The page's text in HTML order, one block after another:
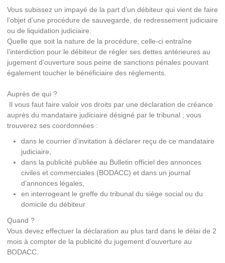
Vous subissez un impayé de la part d’un débiteur qui vient de faire
l’objet d’une procédure de sauvegarde, de redressement judiciaire
ou de liquidation judiciaire.
Quelle que soit la nature de la procédure, celle-ci entraîne
l’interdiction pour le débiteur de régler ses dettes antérieures au
jugement d’ouverture sous peine de sanctions pénales pouvant
également toucher le bénéficiaire des règlements.
Auprès de qui ?
Il vous faut faire valoir vos droits par une déclaration de créance
auprès du mandataire judiciaire désigné par le tribunal ; vous
trouverez ses coordonnées :
dans le courrier d’invitation à déclarer reçu de ce mandataire
judiciaire,
dans la publicité publiée au Bulletin officiel des annonces
civiles et commerciales (BODACC) et dans un journal
d’annonces légales,
en interrogeant le greffe du tribunal du siège social ou du
domicile du débiteur.
Quand ?
Vous devez effectuer la déclaration au plus tard dans le délai de 2
mois à compter de la publicité du jugement d’ouverture au
BODACC.